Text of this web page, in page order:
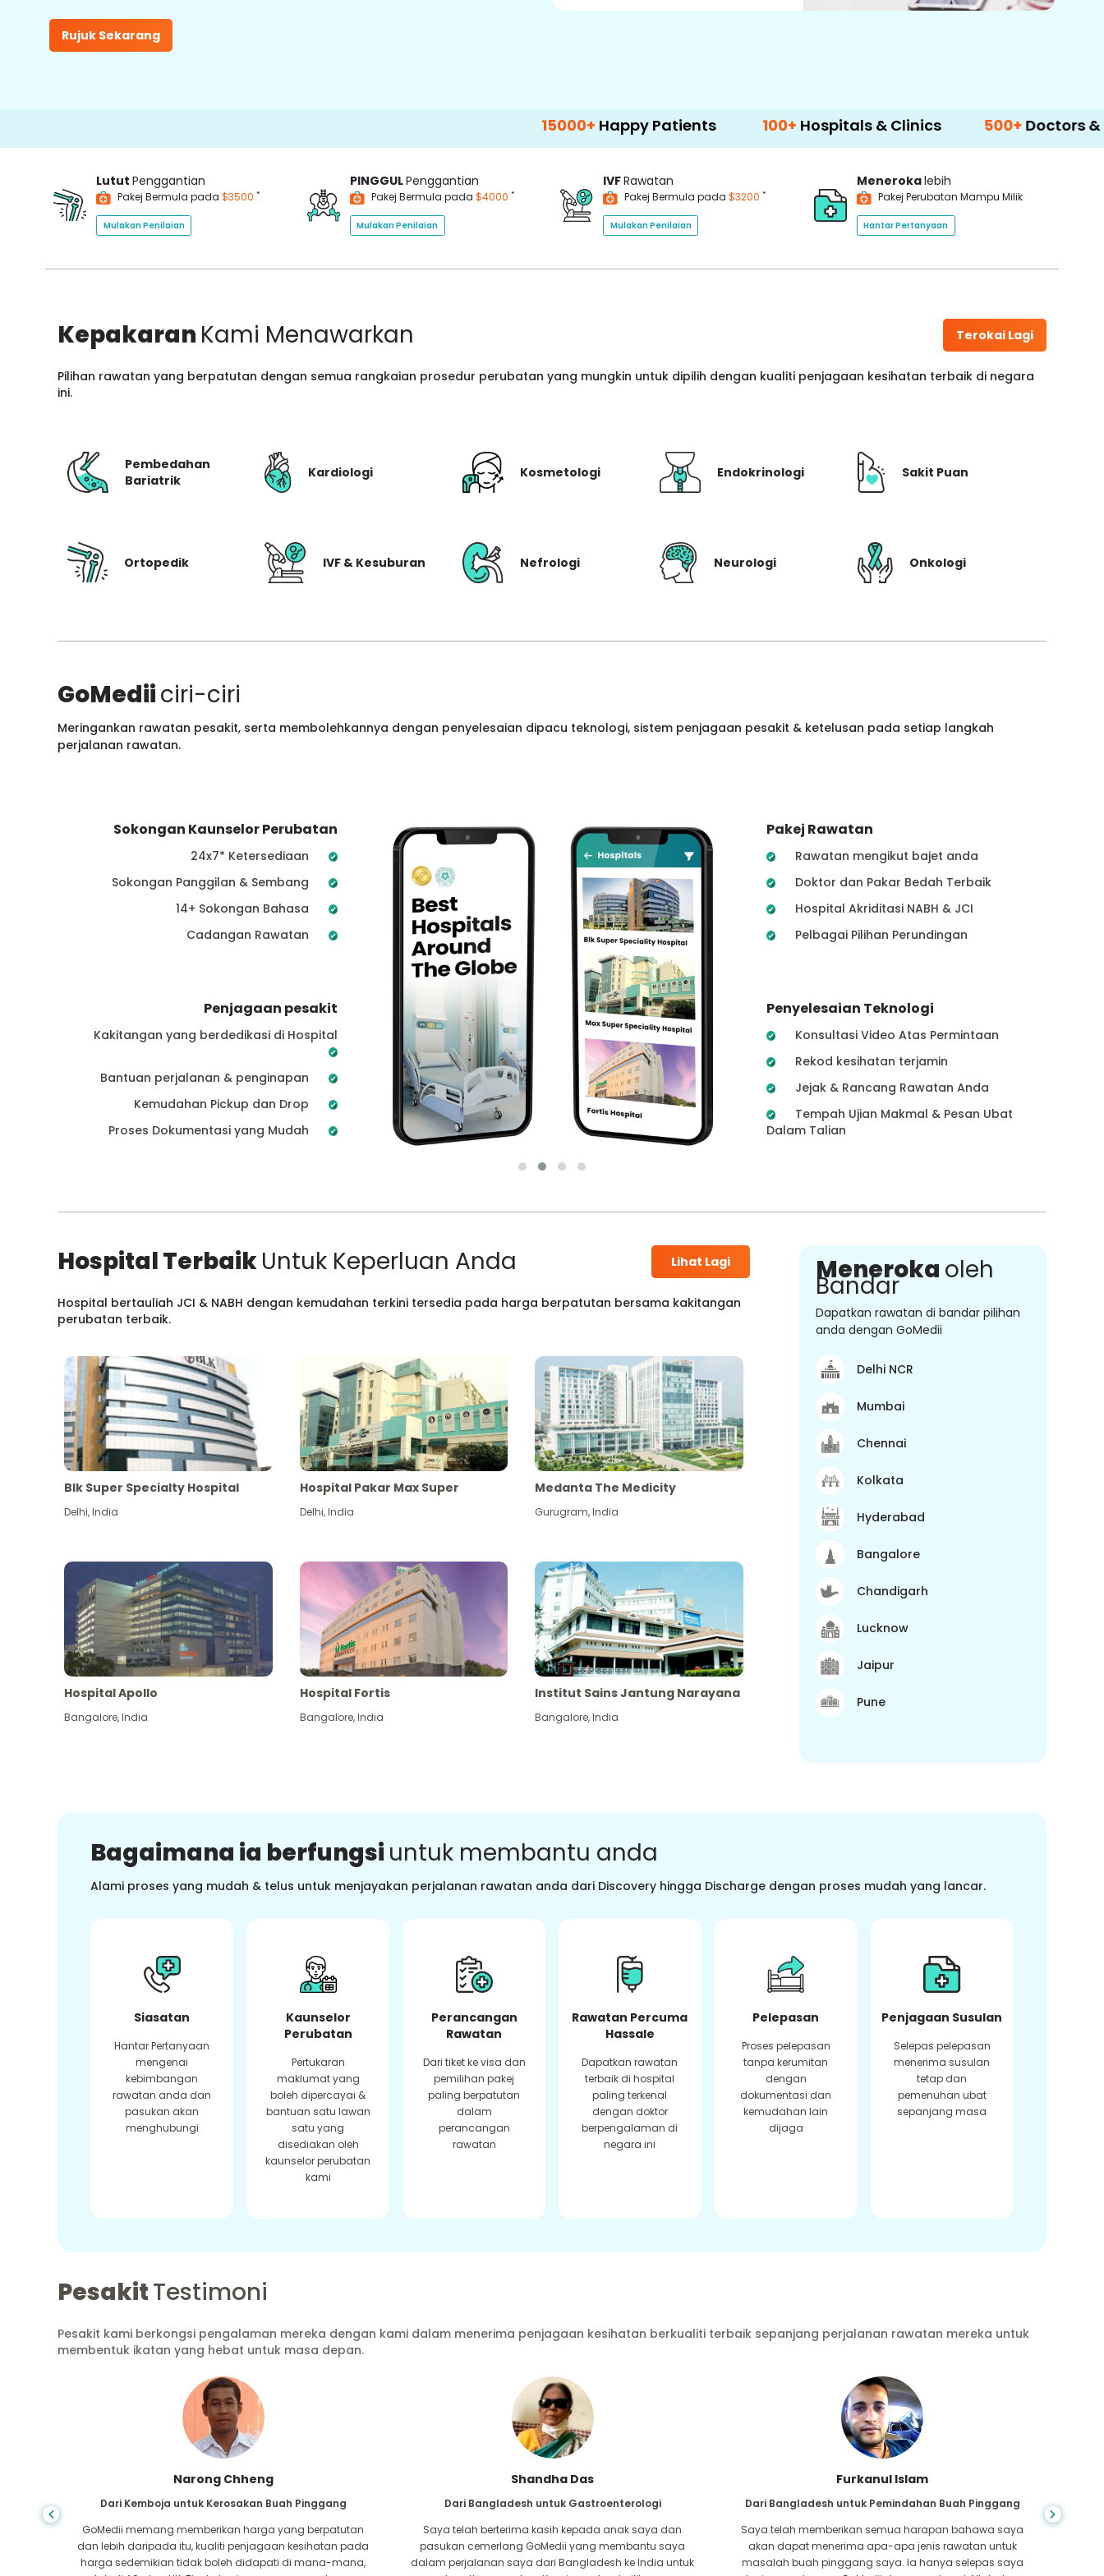
Rujuk Sekarang
Happy Patients 100+ Hospitals & Clinics 500+ Doctors & Surgeons
Lutut Penggantian
Pakej Bermula pada $3500 *
Mulakan Penilaian
PINGGULPenggantian
Pakej Bermula pada $4000 *
Mulakan Penilaian
IVFRawatan
Pakej Bermula pada $3200 *
Mulakan Penilaian
Menerokalebih
Pakej Perubatan Mampu Milik
Hantar Pertanyaan
Kepakaran Kami Menawarkan Terokai Lagi
Pilihan rawatan yang berpatutan dengan semua rangkaian prosedur perubatan yang mungkin untuk dipilih dengan kualiti penjagaan kesihatan terbaik di negara
ini.
Pembedahan
Bariatrik
Kardiologi Kosmetologi Endokrinologi Sakit Puan
Ortopedik IVF & Kesuburan Nefrologi Neurologi Onkologi
GoMediiciri-ciri
Meringankan rawatan pesakit, serta membolehkannya dengan penyelesaian dipacu teknologi, sistem penjagaan pesakit & ketelusan pada setiap langkah
perjalanan rawatan.
Sokongan Kaunselor Perubatan
24x7* Ketersediaan
Sokongan Panggilan & Sembang
14+ Sokongan Bahasa
Cadangan Rawatan
Penjagaan pesakit
Kakitangan yang berdedikasi di Hospital
Bantuan perjalanan & penginapan
Kemudahan Pickup dan Drop
Proses Dokumentasi yang Mudah
Pakej Rawatan
Rawatan mengikut bajet anda
Doktor dan Pakar Bedah Terbaik
Hospital Akriditasi NABH & JCI
Pelbagai Pilihan Perundingan
Penyelesaian Teknologi
Konsultasi Video Atas Permintaan
Rekod kesihatan terjamin
Jejak & Rancang Rawatan Anda
Tempah Ujian Makmal & Pesan Ubat
Dalam Talian
Hospital TerbaikUntuk Keperluan Anda Lihat Lagi
Hospital bertauliah JCI & NABH dengan kemudahan terkini tersedia pada harga berpatutan bersama kakitangan
perubatan terbaik.
Blk Super Specialty Hospital
Delhi,India
Hospital Pakar Max Super
Delhi,India
Medanta The Medicity
Gurugram,India
Hospital Apollo
Bangalore,India
Hospital Fortis
Bangalore,India
Institut Sains Jantung Narayana
Bangalore,India
Meneroka oleh
Bandar
Dapatkan rawatan di bandar pilihan
anda dengan GoMedii
Delhi NCR
Mumbai
Chennai
Kolkata
Hyderabad
Bangalore
Chandigarh
Lucknow
Jaipur
Pune
Bagaimana ia berfungsi untuk membantu anda
Alami proses yang mudah & telus untuk menjayakan perjalanan rawatan anda dari Discovery hingga Discharge dengan proses mudah yang lancar.
Siasatan
Hantar Pertanyaan
mengenai
kebimbangan
rawatan anda dan
pasukan akan
menghubungi
Kaunselor
Perubatan
Pertukaran
maklumat yang
boleh dipercayai &
bantuan satu lawan
satu yang
disediakan oleh
kaunselor perubatan
kami
Perancangan
Rawatan
Dari tiket ke visa dan
pemilihan pakej
paling berpatutan
dalam
perancangan
rawatan
Rawatan Percuma
Hassale
Dapatkan rawatan
terbaik di hospital
paling terkenal
dengan doktor
berpengalaman di
negara ini
Pelepasan
Proses pelepasan
tanpa kerumitan
dengan
dokumentasi dan
kemudahan lain
dijaga
Penjagaan Susulan
Selepas pelepasan
menerima susulan
tetap dan
pemenuhan ubat
sepanjang masa
PesakitTestimoni
Pesakit kami berkongsi pengalaman mereka dengan kami dalam menerima penjagaan kesihatan berkualiti terbaik sepanjang perjalanan rawatan mereka untuk
membentuk ikatan yang hebat untuk masa depan.
Narong Chheng
Dari Kemboja untuk Kerosakan Buah Pinggang
GoMedii memang memberikan harga yang berpatutan
dan lebih daripada itu, kualiti penjagaan kesihatan pada
harga sedemikian tidak boleh didapati di mana-mana,
Shandha Das
Dari Bangladesh untuk Gastroenterologi
Saya telah berterima kasih kepada anak saya dan
pasukan cemerlang GoMedii yang membantu saya
dalam perjalanan saya dari Bangladesh ke India untuk
Furkanul Islam
Dari Bangladesh untuk Pemindahan Buah Pinggang
Saya telah memberikan semua harapan bahawa saya
akan dapat menerima apa-apa jenis rawatan untuk
masalah buah pinggang saya. Ia hanya selepas saya